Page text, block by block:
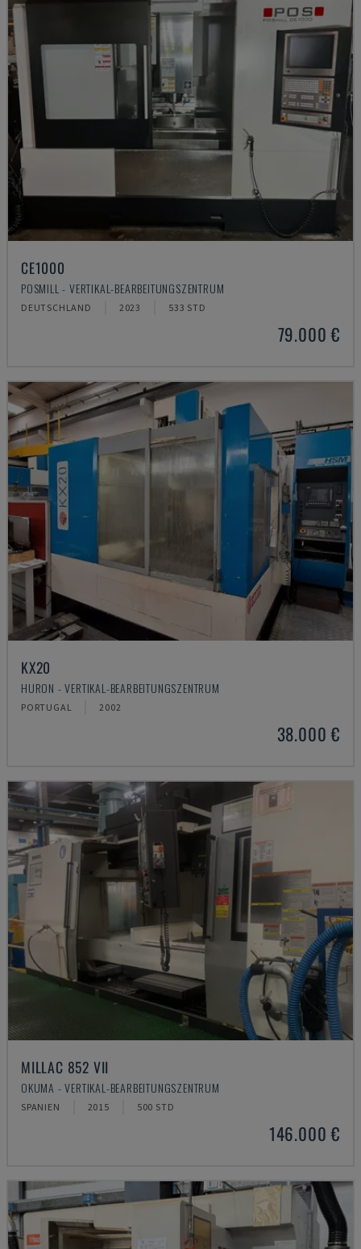
CE1000
POSMILL - VERTIKAL-BEARBEITUNGSZENTRUM
DEUTSCHLAND 2023 533 STD
79.000 €
KX20
HURON - VERTIKAL-BEARBEITUNGSZENTRUM
PORTUGAL 2002
38.000 €
MILLAC 852 VII
OKUMA - VERTIKAL-BEARBEITUNGSZENTRUM
SPANIEN 2015 500 STD
146.000 €